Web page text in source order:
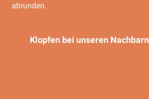
abrunden.
Klopfen bei unseren Nachbarn